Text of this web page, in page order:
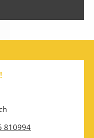
810994